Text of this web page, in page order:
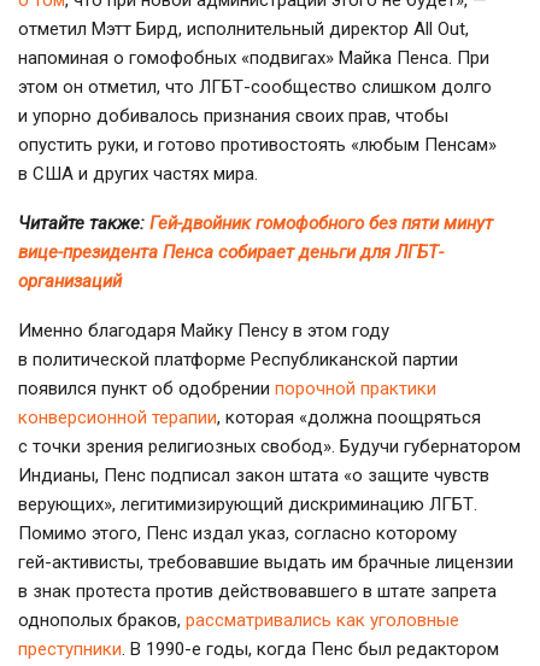
отметил Мэтт Бирд, исполнительный директор All Out,
напоминая о гомофобных «подвигах» Майка Пенса. При
этом он отметил, что ЛГБТ-сообщество слишком долго
и упорно добивалось признания своих прав, чтобы
опустить руки, и готово противостоять «любым Пенсам»
в США и других частях мира.
Читайте также: Гей-двойник гомофобного без пяти минут
вице-президента Пенса собирает деньги для ЛГБТ-
организаций
Именно благодаря Майку Пенсу в этом году
в политической платформе Республиканской партии
появился пункт об одобрении порочной практики
конверсионной терапии, которая «должна поощряться
с точки зрения религиозных свобод». Будучи губернатором
Индианы, Пенс подписал закон штата «о защите чувств
верующих», легитимизирующий дискриминацию ЛГБТ.
Помимо этого, Пенс издал указ, согласно которому
гей-активисты, требовавшие выдать им брачные лицензии
в знак протеста против действовавшего в штате запрета
однополых браков, рассматривались как уголовные
преступники. В 1990-е годы, когда Пенс был редактором